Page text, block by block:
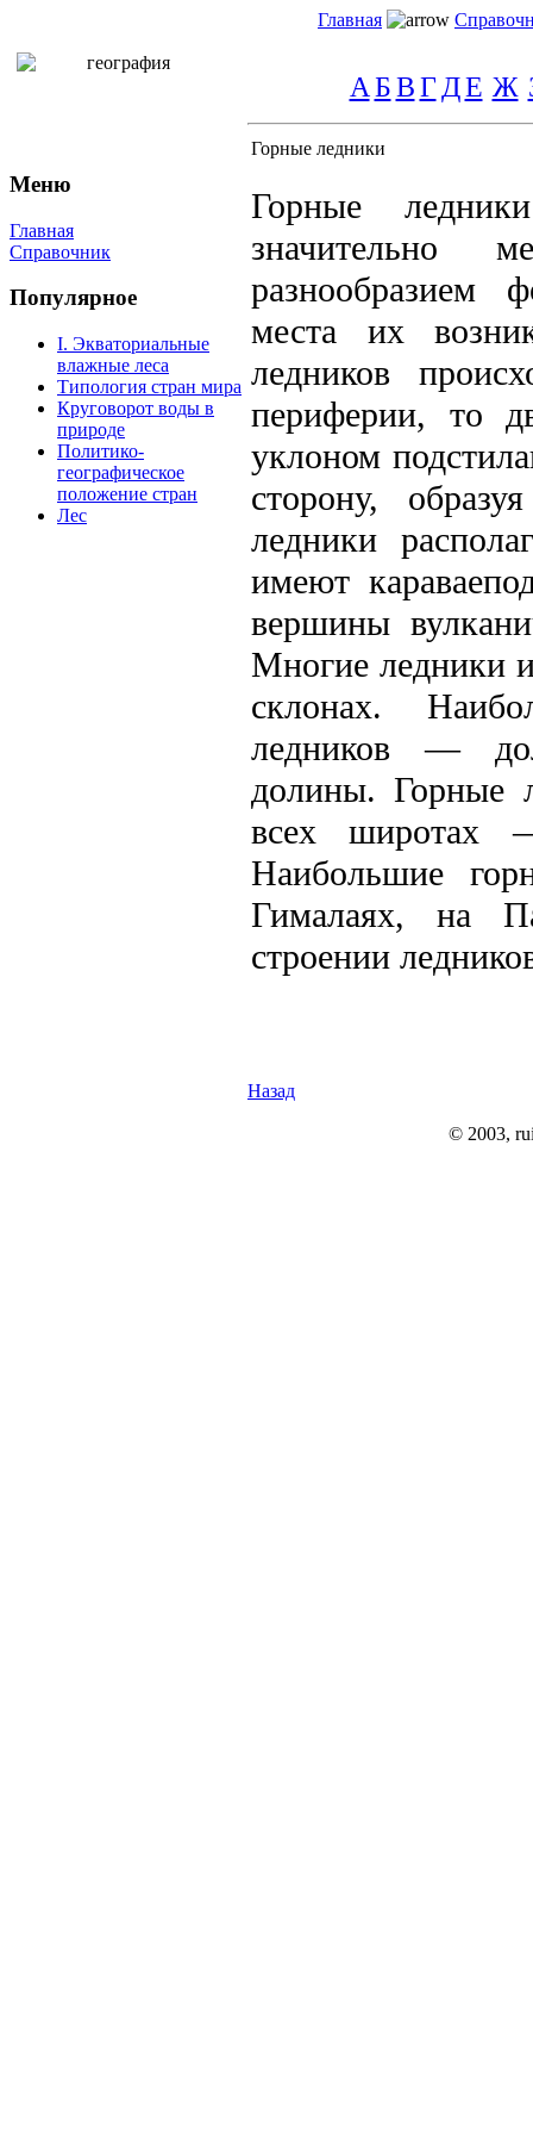
Главная
Меню
Главная
Справочник
Популярное
I. Экваториальные
влажные леса
Типология стран мира
Круговорот воды в
природе
Политико-
географическое
положение стран
Лес
А БВГ ДЕ Ж
Горные ледники
Горные
значительно
разнообразием
места их
ледников
периферии, то
уклоном
сторону,
ледники
имеют
вершины
Многие ледники
склонах.
ледников —
долины. Горные
всех широтах
Наибольшие
Гималаях, на
строении
Назад
© 2003,